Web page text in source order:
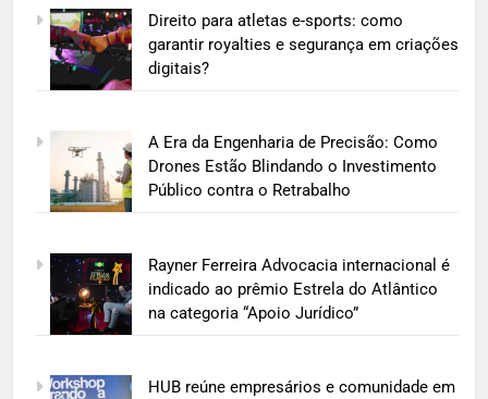
Direito para atletas e-sports: como
garantir royalties e segurança em criações
digitais?
A Era da Engenharia de Precisão: Como
Drones Estão Blindando o Investimento
Público contra o Retrabalho
Rayner Ferreira Advocacia internacional é
indicado ao prêmio Estrela do Atlântico
na categoria “Apoio Jurídico”
HUB reúne empresários e comunidade em